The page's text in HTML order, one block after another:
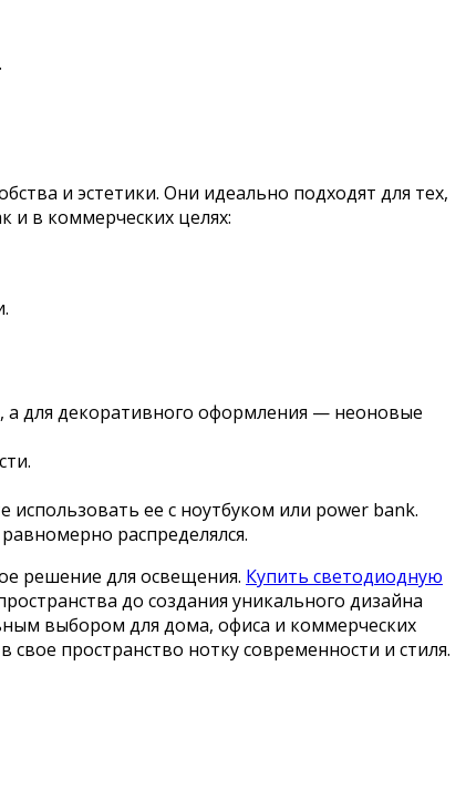
и эстетики. Они идеально подходят для тех,
и в коммерческих целях:
а для декоративного оформления — неоновые
использовать ее с ноутбуком или power bank.
распределялся.
решение для освещения. Купить светодиодную
до создания уникального дизайна
выбором для дома, офиса и коммерческих
пространство нотку современности и стиля.